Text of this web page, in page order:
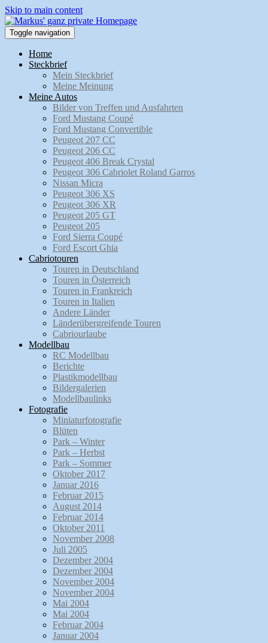
Skip to main content
Toggle navigation
Home
Steckbrief
Mein Steckbrief
Meine Meinung
Meine Autos
Bilder von Treffen und Ausfahrten
Ford Mustang Coupé
Ford Mustang Convertible
Peugeot 207 CC
Peugeot 206 CC
Peugeot 406 Break Crystal
Peugeot 306 Cabriolet Roland Garros
Nissan Micra
Peugeot 306 XS
Peugeot 306 XR
Peugeot 205 GT
Peugeot 205
Ford Sierra Coupé
Ford Escort Ghia
Cabriotouren
Touren in Deutschland
Touren in Österreich
Touren in Frankreich
Touren in Italien
Andere Länder
Länderübergreifende Touren
Cabriourlaube
Modellbau
RC Modellbau
Berichte
Plastikmodellbau
Bildergalerien
Modellbaulinks
Fotografie
Miniaturfotografie
Blüten
Park – Winter
Park – Herbst
Park – Sommer
Oktober 2017
Januar 2016
Februar 2015
August 2014
Februar 2014
Oktober 2011
November 2008
Juli 2005
Dezember 2004
Dezember 2004
November 2004
November 2004
Mai 2004
Mai 2004
Februar 2004
Januar 2004